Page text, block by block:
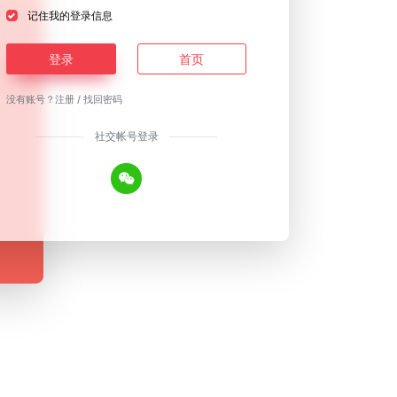
记住我的登录信息
登录 首页
没有账号？注册 /找回密码
社交帐号登录